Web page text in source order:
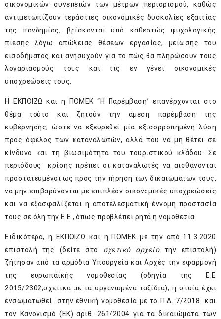
οικονομικών συνεπειών των μέτρων περιορισμού, καθώς
αντιμετωπίζουν τεράστιες οικονομικές δυσκολίες εξαιτίας
της πανδημίας, βρίσκονται υπό καθεστώς ψυχολογικής
πίεσης λόγω απώλειας θέσεων εργασίας, μείωσης του
εισοδήματος και ανησυχούν για το πώς θα πληρώσουν τους
λογαριασμούς τους και τις εν γένει οικονομικές
υποχρεώσεις τους.
Η ΕΚΠΟΙΖΩ και η ΠΟΜΕΚ “Η Παρέμβαση” επανέρχονται στο
θέμα τούτο και ζητούν την άμεση παρέμβαση της
κυβέρνησης, ώστε να εξευρεθεί μία εξισορροπημένη λύση
προς όφελος των καταναλωτών, αλλά που να μη θέτει σε
κίνδυνο και τη βιωσιμότητα του τουριστικού κλάδου. Σε
περιόδους κρίσης πρέπει οι καταναλωτές να αισθάνονται
προστατευμένοι ως προς την τήρηση των δικαιωμάτων τους,
να μην επιβαρύνονται με επιπλέον οικονομικές υποχρεώσεις
και να εξασφαλίζεται η αποτελεσματική έννομη προστασία
τους σε όλη την Ε.Ε., όπως προβλέπει ρητά η νομοθεσία.
Ειδικότερα, η ΕΚΠΟΙΖΩ και η ΠΟΜΕΚ με την από 11.3.2020
επιστολή της (δείτε στο σχετικό αρχείοτην επιστολή)
ζήτησαν από τα αρμόδια Υπουργεία και Αρχές την εφαρμογή
της ευρωπαϊκής νομοθεσίας (οδηγία της Ε.Ε
2015/2302,σχετικά με τα οργανωμένα ταξίδια), η οποία έχει
ενσωματωθεί στην εθνική νομοθεσία με το Π.Δ. 7/2018 και
τον Κανονισμό (ΕΚ) αριθ. 261/2004 για τα δικαιώματα των